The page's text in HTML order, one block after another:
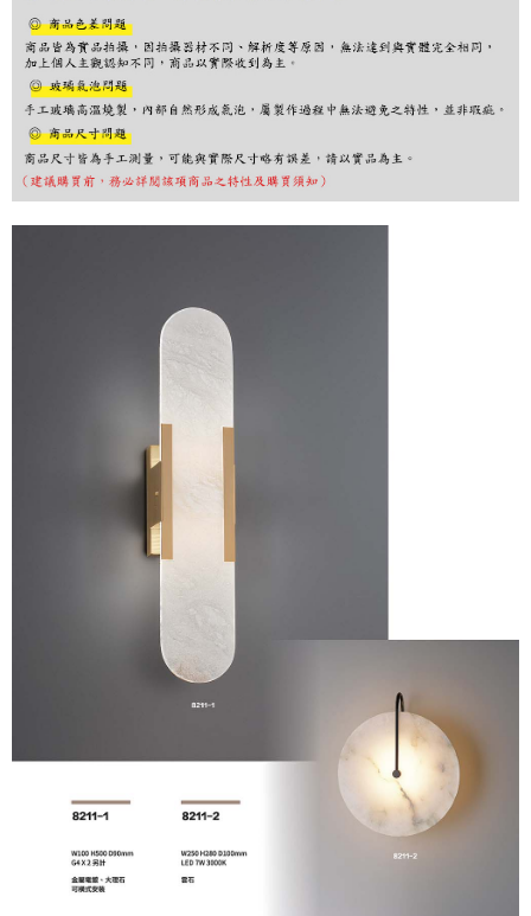
ATM／網路銀行／等多元方式進行付款，方視為交易完成。
※ 請注意：結帳手續完成當下不需立刻繳費，但若您需要取消訂單，請聯絡
購買商品的店家。未經商家同意取消之訂單仍視為有效，需透過AFTEE先享
後付繳納相關費用。
※ 交易是否成功請以「AFTEE先享後付 」之結帳頁面顯示為準，若有關於
是否繳費成功／繳費後需取消欲退款等相關疑問，請聯繫「AFTEE先享後付
客戶支援中心」https://netprotections.freshdesk.com/support/home
【注意事項】
易，需依本服務之必要範圍內提供個人資料，並將交易相關給付款項請求債
３．未成年的使用者請事先徵得法定代理人或監護人之同意方可使用
「AFTEE先享後付」，若未經同意申辦者引起之損失，本公司不負相關責
請求用戶進行身份認證。
５．嚴禁一人註冊多個帳號或使用他人資訊註冊。若發現惡意使用之情形，
恩沛科技股份有限公司將有權停止該用戶之使用額度並採取法律行動。